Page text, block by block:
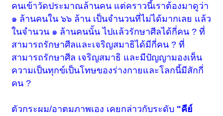
คนเข้าวัดประมาณล้านคน แต่คราวนี้เราต้องมาดูว่า
๑ ล้านคนใน ๖๖ ล้าน เป็นจำนวนที่ไม่ได้มากเลย แล้ว
ในจำนวน ๑ ล้านคนนั้น ไปแล้วรักษาศีลได้กี่คน ? ที่
สามารถรักษาศีลและเจริญสมาธิได้มีกี่คน ? ที่
สามารถรักษาศีล เจริญสมาธิ และมีปัญญามองเห็น
ความเป็นทุกข์เป็นโทษของร่างกายและโลกนี้มีสักกี่
คน ?
ตัวกระผม/อาตมภาพเอง เคยกล่าวกับระดับ "คีย์